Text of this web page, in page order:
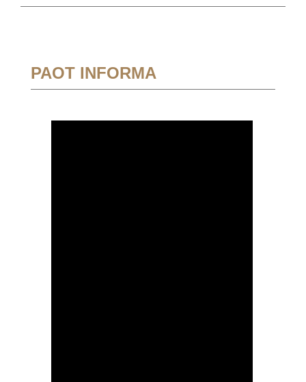
PAOT INFORMA